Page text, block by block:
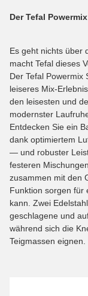
Der Tefal
Es geht nichts über
macht Tefal dieses
Der Tefal Powermix
leiseres Mix-
den leisesten und
modernster
Entdecken Sie ein
dank optimiertem
— und robuster
festeren
zusammen mit den
Funktion sorgen für
kann. Zwei
geschlagene und
während sich die
Teigmassen eignen.